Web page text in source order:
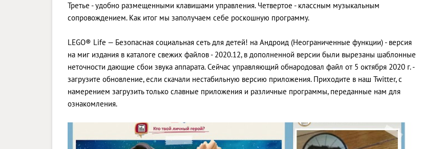
Третье - удобно размещенными клавишами управления. Четвертое - классным музыкальным
сопровождением. Как итог мы заполучаем себе роскошную программу.
LEGO® Life — Безопасная социальная сеть для детей! на Андроид (Неограниченные функции) - версия
на миг издания в каталоге свежих файлов - 2020.12, в дополненной версии были вырезаны шаблонные
неточности дающие сбои звука аппарата. Сейчас управляющий обнародовал файл от 5 октября 2020 г. -
загрузите обновление, если скачали нестабильную версию приложения. Приходите в наш Twitter, с
намерением загрузить только славные приложения и различные программы, переданные нам для
ознакомления.